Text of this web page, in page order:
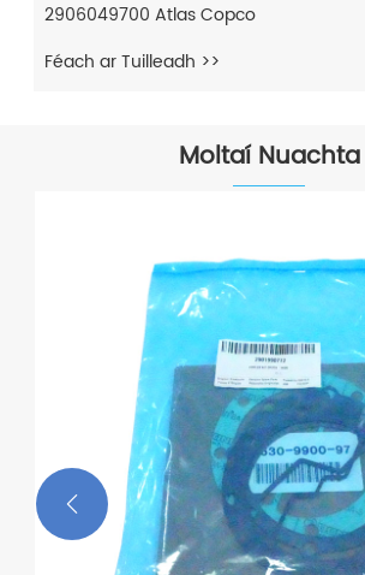
2906049700 Atlas Copco
Féach ar Tuilleadh >>
Moltaí Nuachta
